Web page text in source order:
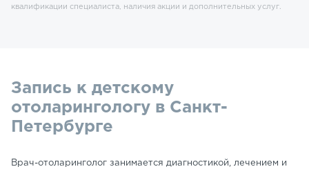
квалификации специалиста, наличия акции и дополнительных услуг.
Запись к детскому
отоларингологу в Санкт-
Петербурге
Врач-отоларинголог занимается диагностикой, лечением и